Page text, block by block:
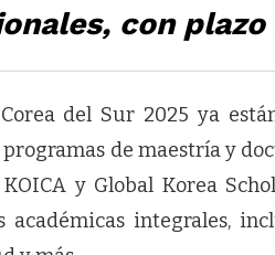
con
del Sur 2025 ya
de maestría y
y Global Korea
académicas integrales,